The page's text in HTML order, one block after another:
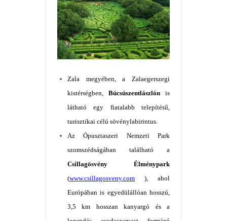
Zala megyében, a Zalaegerszegi
kistérségben, Búcsúszentlászlón is
látható egy fiatalabb telepítésű,
turisztikai célú sövénylabirintus.
Az Ópusztaszeri Nemzeti Park
szomszédságában található a
Csillagösvény Élménypark
(www.csillagosveny.com ), ahol
Európában is egyedülállóan hosszú,
3,5 km hosszan kanyargó és a